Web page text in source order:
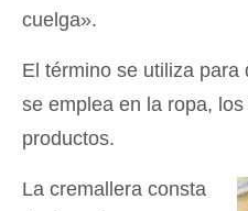
cuelga».
El término se utiliza para
se emplea en la ropa,
productos.
La cremallera consta